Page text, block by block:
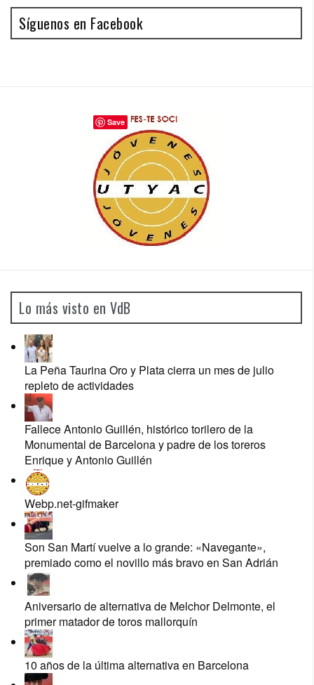
Síguenos en Facebook
Lo más visto en VdB
La Peña Taurina Oro y Plata cierra un mes de julio
repleto de actividades
Fallece Antonio Guillén, histórico torilero de la
Monumental de Barcelona y padre de los toreros
Enrique y Antonio Guillén
Webp.net-gifmaker
Son San Martí vuelve a lo grande: «Navegante»,
premiado como el novillo más bravo en San Adrián
Aniversario de alternativa de Melchor Delmonte, el
primer matador de toros mallorquín
10 años de la última alternativa en Barcelona
Save